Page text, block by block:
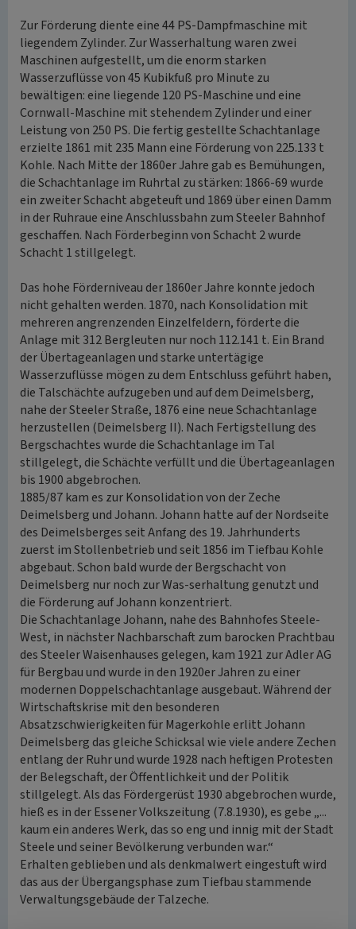
Zur Förderung diente eine 44 PS-Dampfmaschine mit
liegendem Zylinder. Zur Wasserhaltung waren zwei
Maschinen aufgestellt, um die enorm starken
Wasserzuflüsse von 45 Kubikfuß pro Minute zu
bewältigen: eine liegende 120 PS-Maschine und eine
Cornwall-Maschine mit stehendem Zylinder und einer
Leistung von 250 PS. Die fertig gestellte Schachtanlage
erzielte 1861 mit 235 Mann eine Förderung von 225.133 t
Kohle. Nach Mitte der 1860er Jahre gab es Bemühungen,
die Schachtanlage im Ruhrtal zu stärken: 1866-69 wurde
ein zweiter Schacht abgeteuft und 1869 über einen Damm
in der Ruhraue eine Anschlussbahn zum Steeler Bahnhof
geschaffen. Nach Förderbeginn von Schacht 2 wurde
Schacht 1 stillgelegt.
Das hohe Förderniveau der 1860er Jahre konnte jedoch
nicht gehalten werden. 1870, nach Konsolidation mit
mehreren angrenzenden Einzelfeldern, förderte die
Anlage mit 312 Bergleuten nur noch 112.141 t. Ein Brand
der Übertageanlagen und starke untertägige
Wasserzuflüsse mögen zu dem Entschluss geführt haben,
die Talschächte aufzugeben und auf dem Deimelsberg,
nahe der Steeler Straße, 1876 eine neue Schachtanlage
herzustellen (Deimelsberg II). Nach Fertigstellung des
Bergschachtes wurde die Schachtanlage im Tal
stillgelegt, die Schächte verfüllt und die Übertageanlagen
bis 1900 abgebrochen.
1885/87 kam es zur Konsolidation von der Zeche
Deimelsberg und Johann. Johann hatte auf der Nordseite
des Deimelsberges seit Anfang des 19. Jahrhunderts
zuerst im Stollenbetrieb und seit 1856 im Tiefbau Kohle
abgebaut. Schon bald wurde der Bergschacht von
Deimelsberg nur noch zur Was-serhaltung genutzt und
die Förderung auf Johann konzentriert.
Die Schachtanlage Johann, nahe des Bahnhofes Steele-
West, in nächster Nachbarschaft zum barocken Prachtbau
des Steeler Waisenhauses gelegen, kam 1921 zur Adler AG
für Bergbau und wurde in den 1920er Jahren zu einer
modernen Doppelschachtanlage ausgebaut. Während der
Wirtschaftskrise mit den besonderen
Absatzschwierigkeiten für Magerkohle erlitt Johann
Deimelsberg das gleiche Schicksal wie viele andere Zechen
entlang der Ruhr und wurde 1928 nach heftigen Protesten
der Belegschaft, der Öffentlichkeit und der Politik
stillgelegt. Als das Fördergerüst 1930 abgebrochen wurde,
hieß es in der Essener Volkszeitung (7.8.1930), es gebe „...
kaum ein anderes Werk, das so eng und innig mit der Stadt
Steele und seiner Bevölkerung verbunden war.“
Erhalten geblieben und als denkmalwert eingestuft wird
das aus der Übergangsphase zum Tiefbau stammende
Verwaltungsgebäude der Talzeche.